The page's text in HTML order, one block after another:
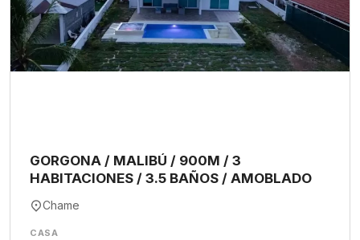
GORGONA / MALIBÚ / 900M / 3
HABITACIONES / 3.5 BAÑOS / AMOBLADO
Chame
CASA